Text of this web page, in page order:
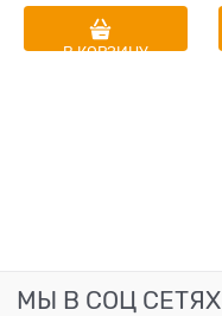
В КОРЗИНУ
МЫ В СОЦ СЕТЯХ